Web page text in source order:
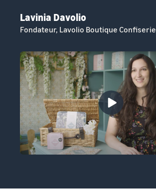
Lavinia Davolio
Fondateur, Lavolio Boutique Confiserie